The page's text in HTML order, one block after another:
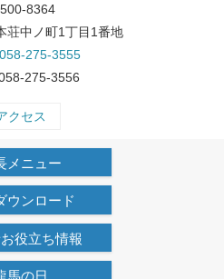
8364
荘中ノ町1丁目1番地
058-275-3555
275-3556
クセス
メニュー
ウンロード
役立ち情報